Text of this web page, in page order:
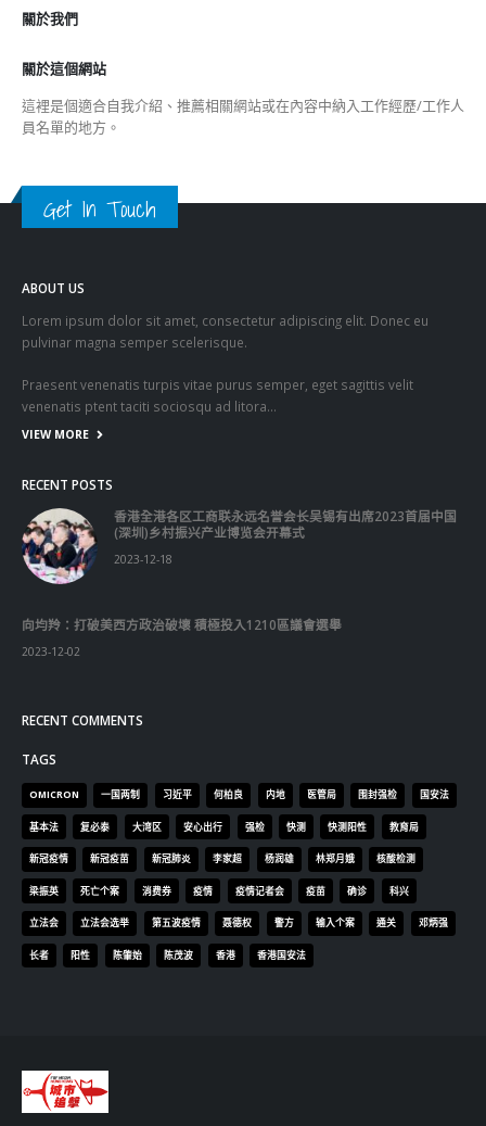
關於我們
關於這個網站
這裡是個適合自我介紹、推薦相關網站或在內容中納入工作經歷/工作人
員名單的地方。
Get In Touch
ABOUT US
Lorem ipsum dolor sit amet, consectetur adipiscing elit. Donec eu
pulvinar magna semper scelerisque.
Praesent venenatis turpis vitae purus semper, eget sagittis velit
venenatis ptent taciti sociosqu ad litora…
VIEW MORE
RECENT POSTS
香港全港各区工商联永远名誉会长吴锡有出席2023首届中国
(深圳)乡村振兴产业博览会开幕式
2023-12-18
向均羚：打破美西方政治破壞 積極投入1210區議會選舉
2023-12-02
RECENT COMMENTS
TAGS
OMICRON 一国两制 习近平 何柏良 内地 医管局 围封强检 国安法
基本法 复必泰 大湾区 安心出行 强检 快测 快测阳性 教育局
新冠疫情 新冠疫苗 新冠肺炎 李家超 杨润雄 林郑月娥 核酸检测
梁振英 死亡个案 消费券 疫情 疫情记者会 疫苗 确诊 科兴
立法会 立法会选举 第五波疫情 聂德权 警方 输入个案 通关 邓炳强
长者 阳性 陈肇始 陈茂波 香港 香港国安法